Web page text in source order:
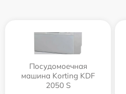
Посудомоечная
машина Korting KDF
2050 S